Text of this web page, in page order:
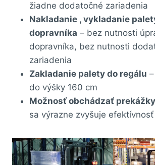
žiadne dodatočné zariadenia
Nakladanie , vykladanie
dopravníka – bez nutnosti
dopravníka, bez nutnosti
zariadenia
Zakladanie palety do regálu
do výšky 160 cm
Možnosť obchádzať
sa výrazne zvyšuje